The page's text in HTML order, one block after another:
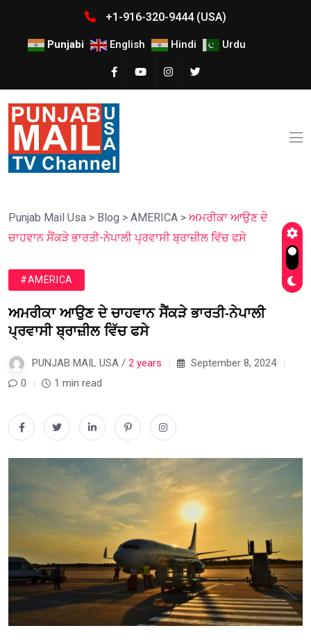
+1-916-320-9444 (USA)
Punjabi English Hindi Urdu
Punjab Mail Usa > Blog > AMERICA > ਅਮਰੀਕਾ ਆਉਣ ਦੇ
ਚਾਹਵਾਨ ਸੈਂਕੜੇ ਭਾਰਤੀ-ਨੇਪਾਲੀ ਪ੍ਰਵਾਸੀ ਬ੍ਰਾਜ਼ੀਲ ਵਿੱਚ ਫਸੇ
#AMERICA
ਅਮਰੀਕਾ ਆਉਣ ਦੇ ਚਾਹਵਾਨ ਸੈਂਕੜੇ ਭਾਰਤੀ-ਨੇਪਾਲੀ
ਪ੍ਰਵਾਸੀ ਬ੍ਰਾਜ਼ੀਲ ਵਿੱਚ ਫਸੇ
PUNJAB MAIL USA / 2 years
September 8, 2024
0
1 min read